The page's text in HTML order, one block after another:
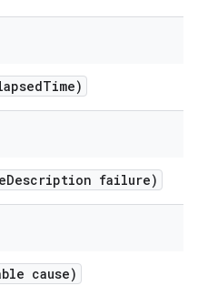
Time)
Description failure)
cause)